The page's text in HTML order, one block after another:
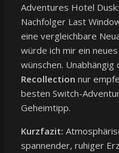
Adventures Hotel
Nachfolger Last
eine vergleichbare
würde ich mir ein
wünschen. Unabhängig
Recollection nur
besten Switch-
Geheimtipp.
Kurzfazit:
spannender, ruhiger